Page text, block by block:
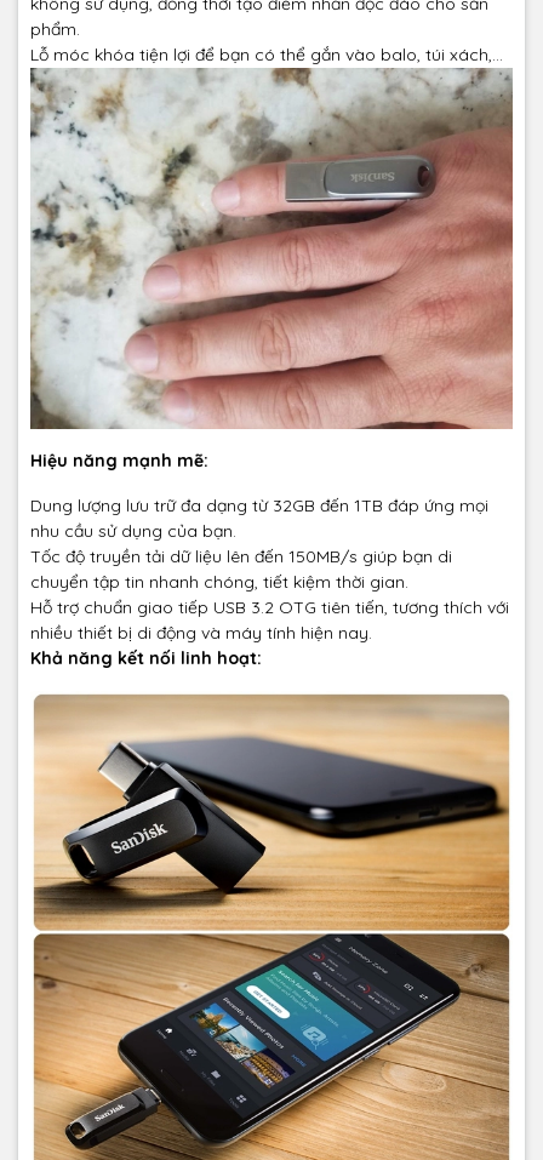
phẩm.
Lỗ móc khóa tiện lợi để bạn có thể gắn vào balo, túi xách,...
Hiệu năng mạnh mẽ:
Dung lượng lưu trữ đa dạng từ 32GB đến 1TB đáp ứng mọi
nhu cầu sử dụng của bạn.
Tốc độ truyền tải dữ liệu lên đến 150MB/s giúp bạn di
chuyển tập tin nhanh chóng, tiết kiệm thời gian.
Hỗ trợ chuẩn giao tiếp USB 3.2 OTG tiên tiến, tương thích với
nhiều thiết bị di động và máy tính hiện nay.
Khả năng kết nối linh hoạt: